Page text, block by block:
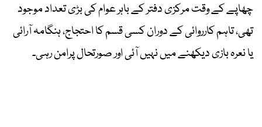
چھاپے کے وقت مرکزی دفتر کے باہر عوام کی بڑی تعداد موجود
تھی، تاہم کارروائی کے دوران کسی قسم کا احتجاج، ہنگامہ آرائی
یا نعرہ بازی دیکھنے میں نہیں آئی اور صورتحال پرامن رہی۔